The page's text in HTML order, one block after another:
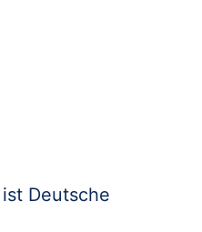
Deutsche